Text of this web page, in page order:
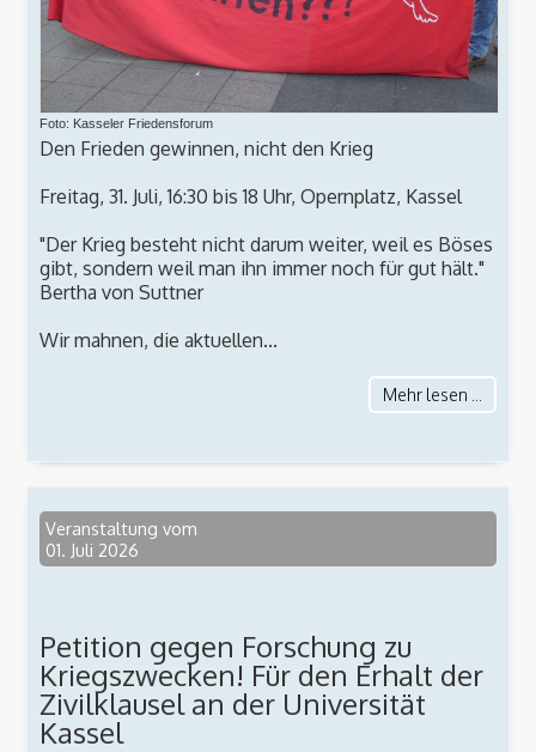
Foto: Kasseler Friedensforum
Den Frieden gewinnen, nicht den Krieg
Freitag, 31. Juli, 16:30 bis 18 Uhr, Opernplatz, Kassel
"Der Krieg besteht nicht darum weiter, weil es Böses
gibt, sondern weil man ihn immer noch für gut hält."
Bertha von Suttner
Wir mahnen, die aktuellen...
Mehr lesen ...
Veranstaltung vom
01. Juli 2026
Petition gegen Forschung zu
Kriegszwecken! Für den Erhalt der
Zivilklausel an der Universität
Kassel